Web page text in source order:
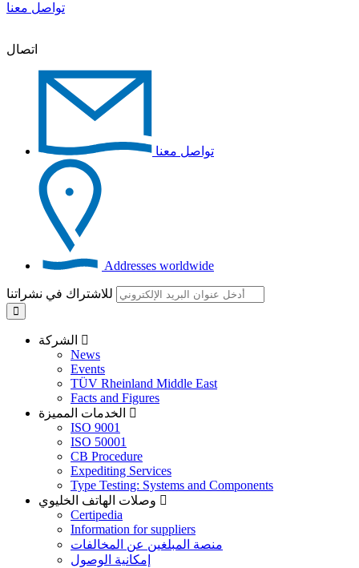
تواصل معنا
اتصال
تواصل معنا
Addresses worldwide
للاشتراك في نشراتنا
News
Events
TÜV Rheinland Middle East
Facts and Figures
ISO 9001
ISO 50001
CB Procedure
Expediting Services
Type Testing: Systems and Components
Certipedia
Information for suppliers
منصة المبلغين عن المخالفات
إمكانية الوصول